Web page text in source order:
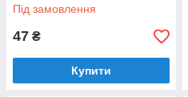
Під замовлення
47 ₴
Купити